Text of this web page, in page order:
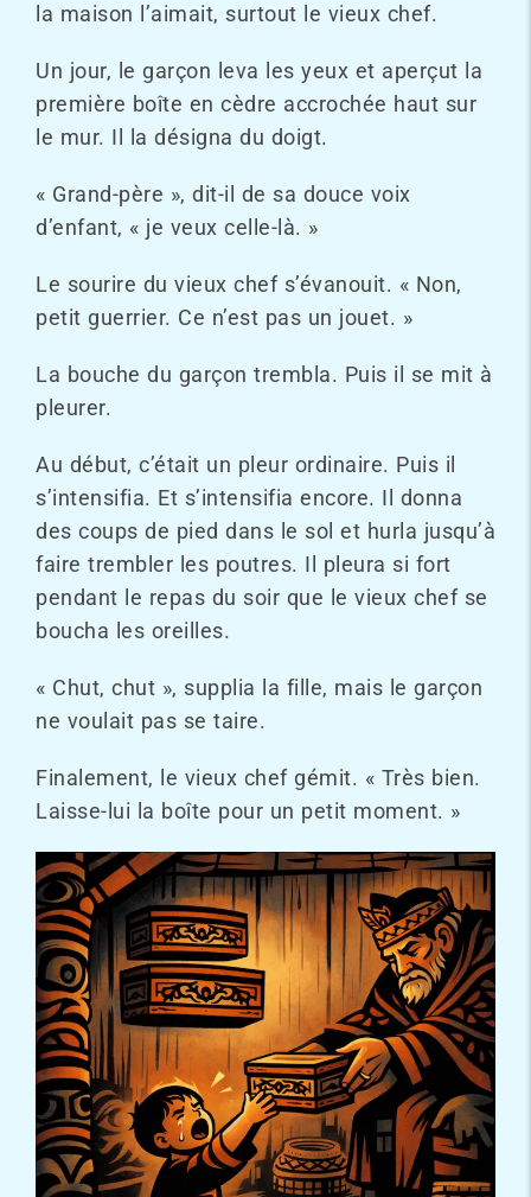
la maison l’aimait, surtout le vieux chef.
Un jour, le garçon leva les yeux et aperçut la
première boîte en cèdre accrochée haut sur
le mur. Il la désigna du doigt.
« Grand-père », dit-il de sa douce voix
d’enfant, « je veux celle-là. »
Le sourire du vieux chef s’évanouit. « Non,
petit guerrier. Ce n’est pas un jouet. »
La bouche du garçon trembla. Puis il se mit à
pleurer.
Au début, c’était un pleur ordinaire. Puis il
s’intensifia. Et s’intensifia encore. Il donna
des coups de pied dans le sol et hurla jusqu’à
faire trembler les poutres. Il pleura si fort
pendant le repas du soir que le vieux chef se
boucha les oreilles.
« Chut, chut », supplia la fille, mais le garçon
ne voulait pas se taire.
Finalement, le vieux chef gémit. « Très bien.
Laisse-lui la boîte pour un petit moment. »